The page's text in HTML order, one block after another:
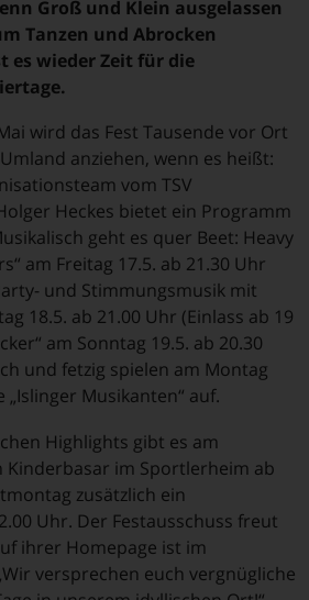
Groß und Klein ausgelassen
Tanzen und Abrocken
es wieder Zeit für die
wird das Fest Tausende vor Ort
anziehen, wenn es heißt:
vom TSV
Heckes bietet ein Programm
geht es quer Beet: Heavy
am Freitag 17.5. ab 21.30 Uhr
und Stimmungsmusik mit
18.5. ab 21.00 Uhr (Einlass ab 19
am Sonntag 19.5. ab 20.30
und fetzig spielen am Montag
„Islinger Musikanten“ auf.
Highlights gibt es am
Kinderbasar im Sportlerheim ab
zusätzlich ein
Uhr. Der Festausschuss freut
ihrer Homepage ist im
versprechen euch vergnügliche